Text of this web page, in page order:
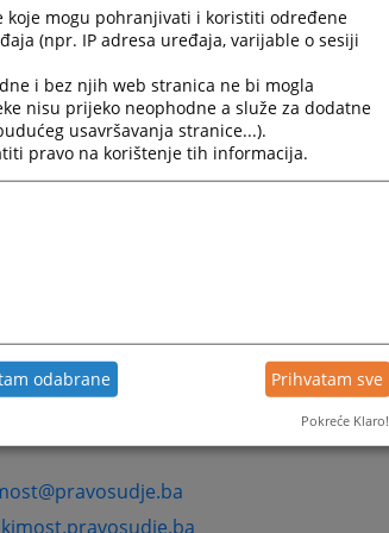
mogu pohranjivati i koristiti određene
(npr. IP adresa uređaja, varijable o sesiji
i bez njih web stranica ne bi mogla
nisu prijeko neophodne a služe za dodatne
usavršavanja stranice...).
pravo na korištenje tih informacija.
odabrane Prihvatam sve
Pokreće Klaro!